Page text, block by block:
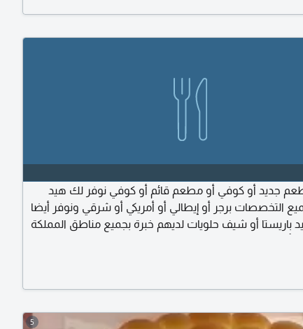
جديد أو كوفي أو مطعم قائم أو كوفي نوفر لك هيد
التخصصات برجر أو إيطالي أو أمريكي أو شرقي ونوفر أيضا
باريستا أو شيف حلويات لديهم خبرة بجميع مناطق المملكة
جيدا
5